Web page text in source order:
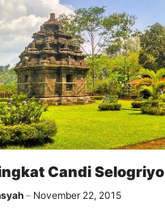
Candi Selogriyo
November 22, 2015